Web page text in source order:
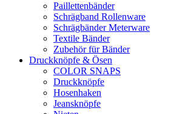
Paillettenbänder
Schrägband Rollenware
Schrägbänder Meterware
Textile Bänder
Zubehör für Bänder
Druckknöpfe & Ösen
COLOR SNAPS
Druckknöpfe
Hosenhaken
Jeansknöpfe